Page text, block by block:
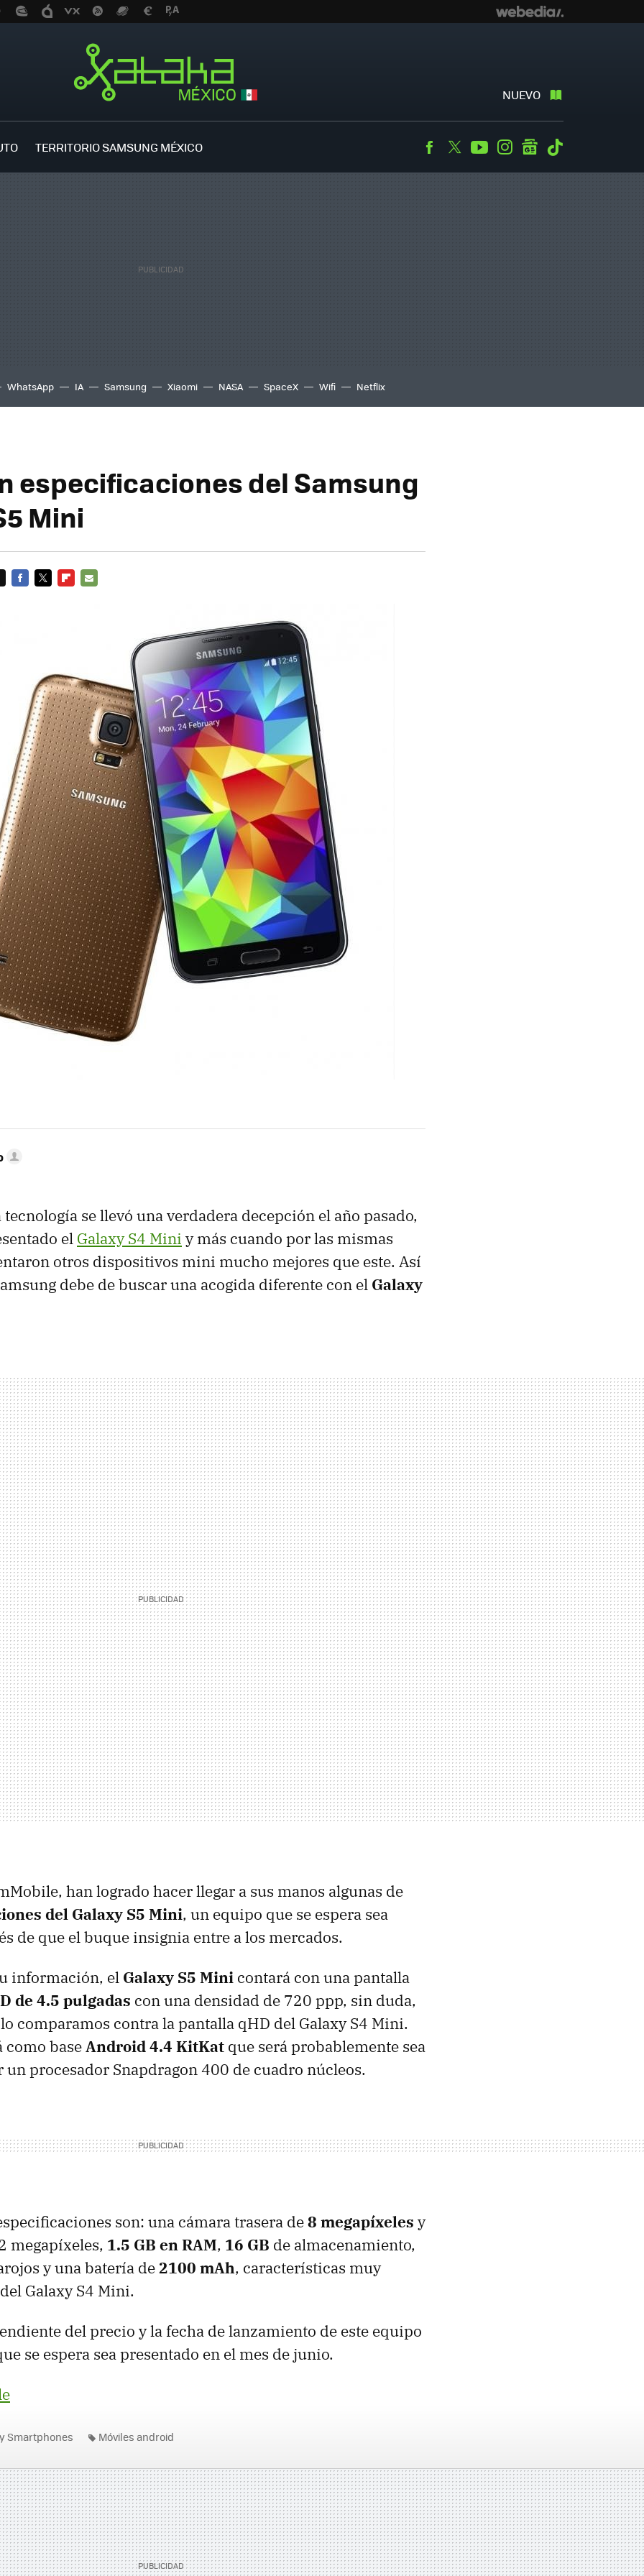
NUEVO
TERRITORIO SAMSUNG MÉXICO Facebook
TwitterYoutubeInstagramgooglenews
WhatsApp IA Samsung Xiaomi NASA SpaceX Wifi Netflix
especificaciones del Samsung
Mini
se llevó una verdadera decepción el año pasado,
el Galaxy S4 Mini y más cuando por las mismas
otros dispositivos mini mucho mejores que este. Así
debe de buscar una acogida diferente con el Galaxy
han logrado hacer llegar a sus manos algunas de
del Galaxy S5 Mini, un equipo que se espera sea
de que el buque insignia entre a los mercados.
información, el Galaxy S5 Mini contará con una pantalla
de 4.5 pulgadas con una densidad de 720 ppp, sin duda,
comparamos contra la pantalla qHD del Galaxy S4 Mini.
como baseAndroid 4.4 KitKat que será probablemente sea
procesador Snapdragon 400 de cuadro núcleos.
son: una cámara trasera de8 megapíxeles y
megapíxeles, 1.5 GB en RAM, 16 GB de almacenamiento,
y una batería de2100 mAh, características muy
Galaxy S4 Mini.
del precio y la fecha de lanzamiento de este equipo
se espera sea presentado en el mes de junio.
Smartphones Móviles android